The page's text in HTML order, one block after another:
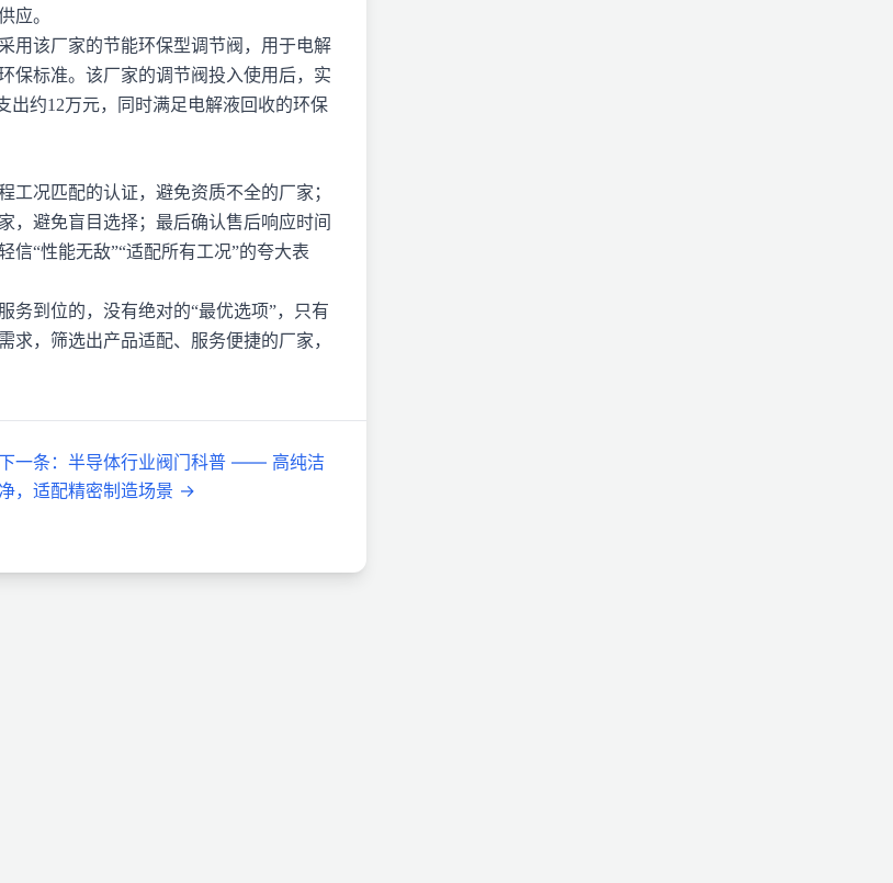
应。
用该厂家的节能环保型调节阀，用于电解
保标准。该厂家的调节阀投入使用后，实
出约12万元，同时满足电解液回收的环保
况匹配的认证，避免资质不全的厂家；
，避免盲目选择；最后确认售后响应时间
“性能无敌”“适配所有工况”的夸大表
务到位的，没有绝对的“最优选项”，只有
，筛选出产品适配、服务便捷的厂家，
一条 ： 半导体行业阀门科普 —— 高纯洁
净，适配精密制造场景 →